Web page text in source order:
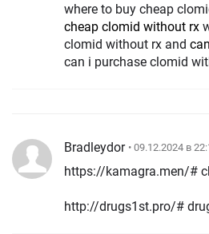
where to buy cheap
cheap clomid without rx
clomid without rx and
can i purchase clomid
Bradleydor • 09.12.2024 в
https://kamagra.men/#
http://drugs1st.pro/#